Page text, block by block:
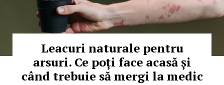
Leacuri naturale pentru
arsuri. Ce poți face acasă și
când trebuie să mergi la medic